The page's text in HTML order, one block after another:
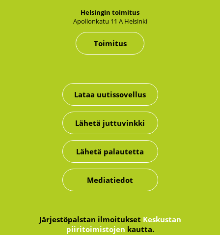
Hel­sin­gin toi­mi­tus
Apol­lon­ka­tu 11 A Hel­sin­ki
Toimitus
Lataa uutissovellus
Lähetä juttuvinkki
Lähetä palautetta
Mediatiedot
Järjestöpalstan ilmoitukset Keskustan
piiritoimistojen kautta.